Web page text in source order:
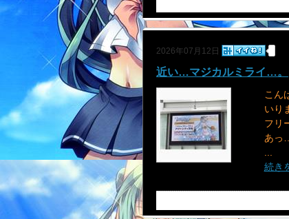
2026年07月12日
近い…マジカルミライ…。
こん
いり
フリ
あっ
続き